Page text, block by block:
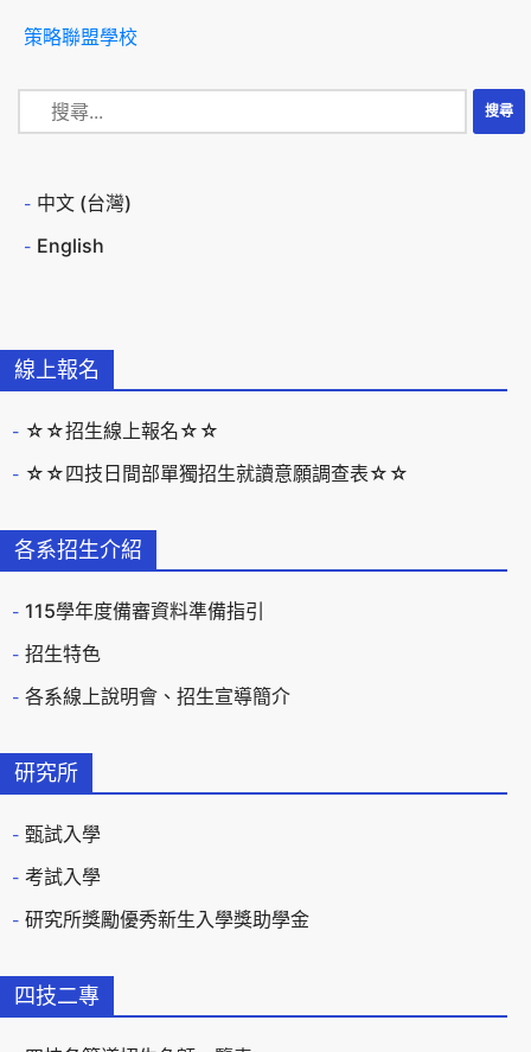
線上報名
☆☆招生線上報名☆☆
☆☆四技日間部單獨招生就讀意願調查表☆☆
各系招生介紹
115學年度備審資料準備指引
招生特色
各系線上說明會、招生宣導簡介
研究所
甄試入學
考試入學
研究所獎勵優秀新生入學獎助學金
四技二專
策略聯盟學校
中文 (台灣)
English